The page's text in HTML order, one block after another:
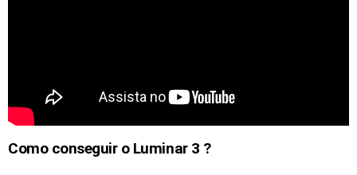
Como conseguir o Luminar 3 ?